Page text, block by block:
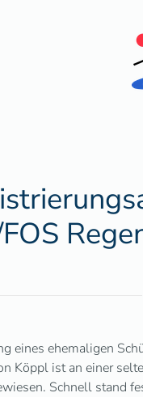
eines ehemaligen
Köppl ist an einer
Schnell stand